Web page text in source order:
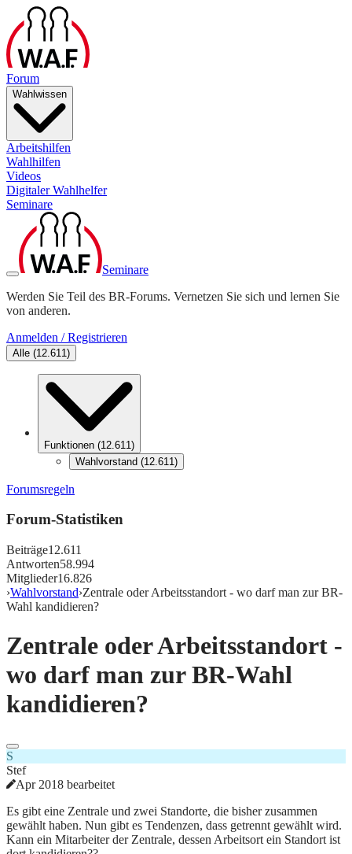
Forum
Wahlwissen
Arbeitshilfen
Wahlhilfen
Videos
Digitaler Wahlhelfer
Seminare
Seminare
Werden Sie Teil des BR-Forums. Vernetzen Sie sich und lernen Sie
von anderen.
Anmelden / Registrieren
Alle (12.611)
Funktionen (12.611)
Wahlvorstand (12.611)
Forumsregeln
Forum-Statistiken
Beiträge12.611
Antworten58.994
Mitglieder16.826
›Wahlvorstand›Zentrale oder Arbeitsstandort - wo darf man zur BR-
Wahl kandidieren?
Zentrale oder Arbeitsstandort -
wo darf man zur BR-Wahl
kandidieren?
S
Stef
Apr 2018 bearbeitet
Es gibt eine Zentrale und zwei Standorte, die bisher zusammen
gewählt haben. Nun gibt es Tendenzen, dass getrennt gewählt wird.
Kann ein Mitarbeiter der Zentrale, dessen Arbeitsort ein Standort ist